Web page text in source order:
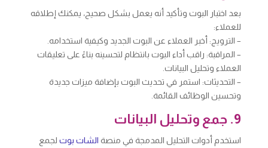
بعد اختبار البوت وتأكيد أنه يعمل بشكل صحيح، يمكنك إطلاقه
للعملاء:
– الترويج: أخبر العملاء عن البوت الجديد وكيفية استخدامه.
– المراقبة: راقب أداء البوت بانتظام لتحسينه بناءً على تعليقات
العملاء وتحليل البيانات.
– التحديثات: استمر في تحديث البوت بإضافة ميزات جديدة
وتحسين الوظائف القائمة.
9. جمع وتحليل البيانات
استخدم أدوات التحليل المدمجة في منصة الشات بوتلجمع